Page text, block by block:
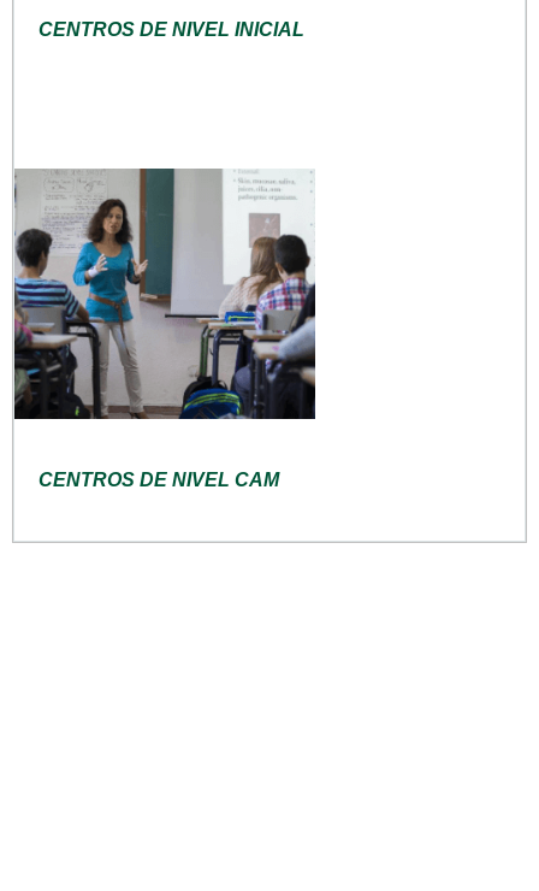
CENTROS DE NIVEL INICIAL
CENTROS DE NIVEL CAM